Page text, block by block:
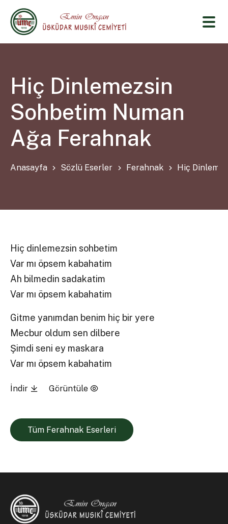
Hiç Dinlemezsin
Sohbetim Numan
Ağa Ferahnak
Anasayfa Sözlü Eserler Ferahnak Hiç
Hiç dinlemezsin sohbetim
Var mı öpsem kabahatim
Ah bilmedin sadakatim
Var mı öpsem kabahatim
Gitme yanımdan benim hiç bir yere
Mecbur oldum sen dilbere
Şimdi seni ey maskara
Var mı öpsem kabahatim
İndir Görüntüle
Tüm Ferahnak Eserleri